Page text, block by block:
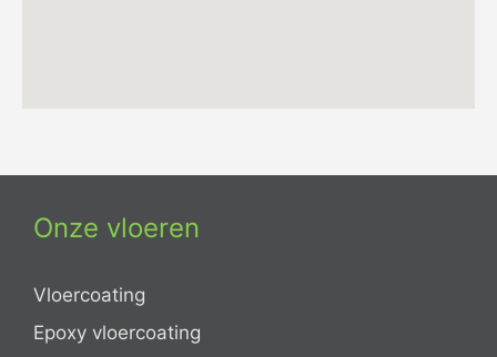
Onze vloeren
Vloercoating
Epoxy vloercoating